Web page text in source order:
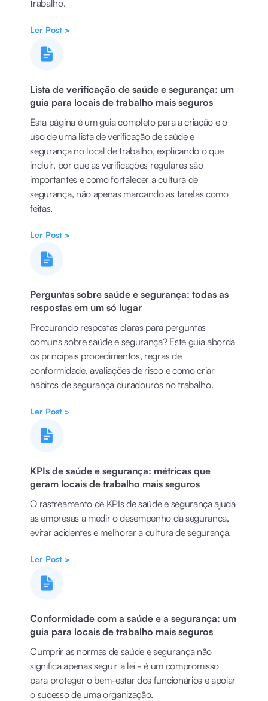
trabalho.
Ler Post >
Lista de verificação de saúde e segurança: um
guia para locais de trabalho mais seguros
Esta página é um guia completo para a criação e o
uso de uma lista de verificação de saúde e
segurança no local de trabalho, explicando o que
incluir, por que as verificações regulares são
importantes e como fortalecer a cultura de
segurança, não apenas marcando as tarefas como
feitas.
Ler Post >
Perguntas sobre saúde e segurança: todas as
respostas em um só lugar
Procurando respostas claras para perguntas
comuns sobre saúde e segurança? Este guia aborda
os principais procedimentos, regras de
conformidade, avaliações de risco e como criar
hábitos de segurança duradouros no trabalho.
Ler Post >
KPIs de saúde e segurança: métricas que
geram locais de trabalho mais seguros
O rastreamento de KPIs de saúde e segurança ajuda
as empresas a medir o desempenho da segurança,
evitar acidentes e melhorar a cultura de segurança.
Ler Post >
Conformidade com a saúde e a segurança: um
guia para locais de trabalho mais seguros
Cumprir as normas de saúde e segurança não
significa apenas seguir a lei - é um compromisso
para proteger o bem-estar dos funcionários e apoiar
o sucesso de uma organização.